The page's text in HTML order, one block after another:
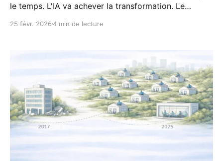
le temps. L'IA va achever la transformation. Le
va-t-elle nous forcer à vendre par le résultat ? Dans
25 févr. 20264 min de lecture